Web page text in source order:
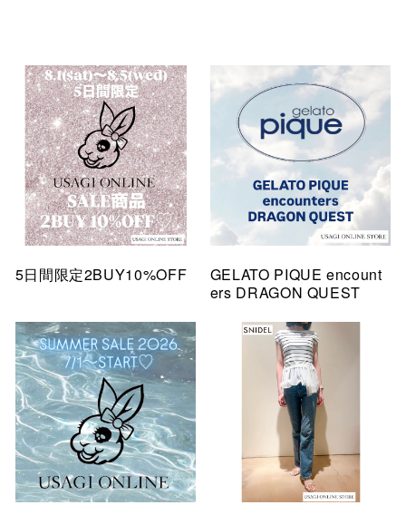
5日間限定2BUY10%OFF
GELATO PIQUE encount
ers DRAGON QUEST